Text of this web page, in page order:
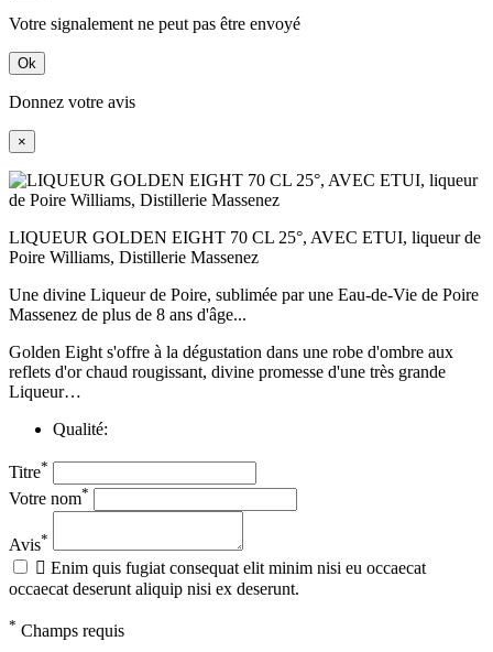
Votre signalement ne peut pas être envoyé
Ok
Donnez votre avis
×
LIQUEUR GOLDEN EIGHT 70 CL 25°, AVEC ETUI, liqueur de
Poire Williams, Distillerie Massenez
Une divine Liqueur de Poire, sublimée par une Eau-de-Vie de Poire
Massenez de plus de 8 ans d'âge...
Golden Eight s'offre à la dégustation dans une robe d'ombre aux
reflets d'or chaud rougissant, divine promesse d'une très grande
Liqueur…
Qualité:
Titre*
Votre nom*
Avis*
 Enim quis fugiat consequat elit minim nisi eu occaecat
occaecat deserunt aliquip nisi ex deserunt.
* Champs requis